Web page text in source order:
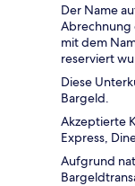
Der Name
Abrechnung
mit dem
reserviert
Diese
Bargeld.
Akzeptierte
Express,
Aufgrund